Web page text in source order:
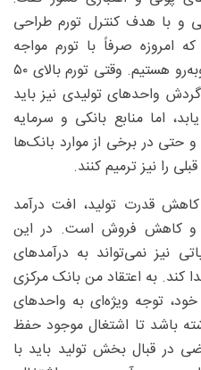
و با هدف کنترل تورم طراحی
امروزه صرفاً با تورم مواجه
نیستیم، بلکه با تورم رکودی نیز روبه‌رو هستیم. وقتی تورم بالای ۵۰
واحدهای تولیدی نیز باید
اما منابع بانکی و سرمایه
حتی در برخی از موارد بانک‌ها
را نیز ترمیم کنند.
قدرت تولید، افت درآمد
و کاهش فروش است. در این
نیز نمی‌تواند به درآمدهای
به اعتقاد من بانک مرکزی
توجه ویژه‌ای به واحدهای
باشد تا اشتغال موجود حفظ
در قبال بخش تولید باید با